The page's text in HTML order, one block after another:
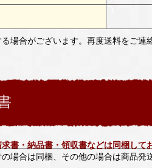
場合がございます。再度送料をご連
求書・納品書・領収書などは同梱して
場合は同梱、その他の場合は商品発